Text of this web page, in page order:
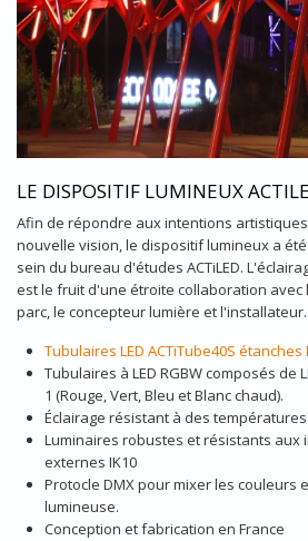
LE DISPOSITIF LUMINEUX
Afin de répondre aux intentions
nouvelle vision, le dispositif lumineux a
sein du bureau d'études ACTiLED.
est le fruit d'une étroite collaboration avec
parc, le concepteur lumière et l'installateur.
Tubulaires LED ACTiTube40S étanches
Tubulaires à LED RGBW composés de
1 (Rouge, Vert, Bleu et Blanc chaud).
Éclairage résistant à des températures
Luminaires robustes et résistants aux
externes IK10
Protocle DMX pour mixer les couleurs
lumineuse.
Conception et fabrication en France